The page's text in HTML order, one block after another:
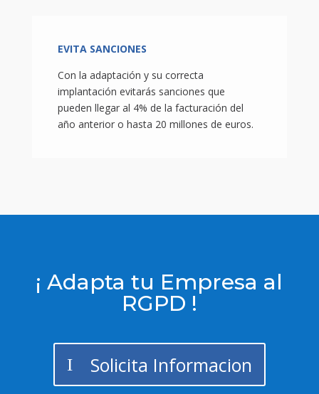
EVITA SANCIONES
Con la adaptación y su correcta
implantación evitarás sanciones que
pueden llegar al 4% de la facturación del
año anterior o hasta 20 millones de euros.
¡ Adapta tu Empresa al
RGPD !
Solicita Informacion